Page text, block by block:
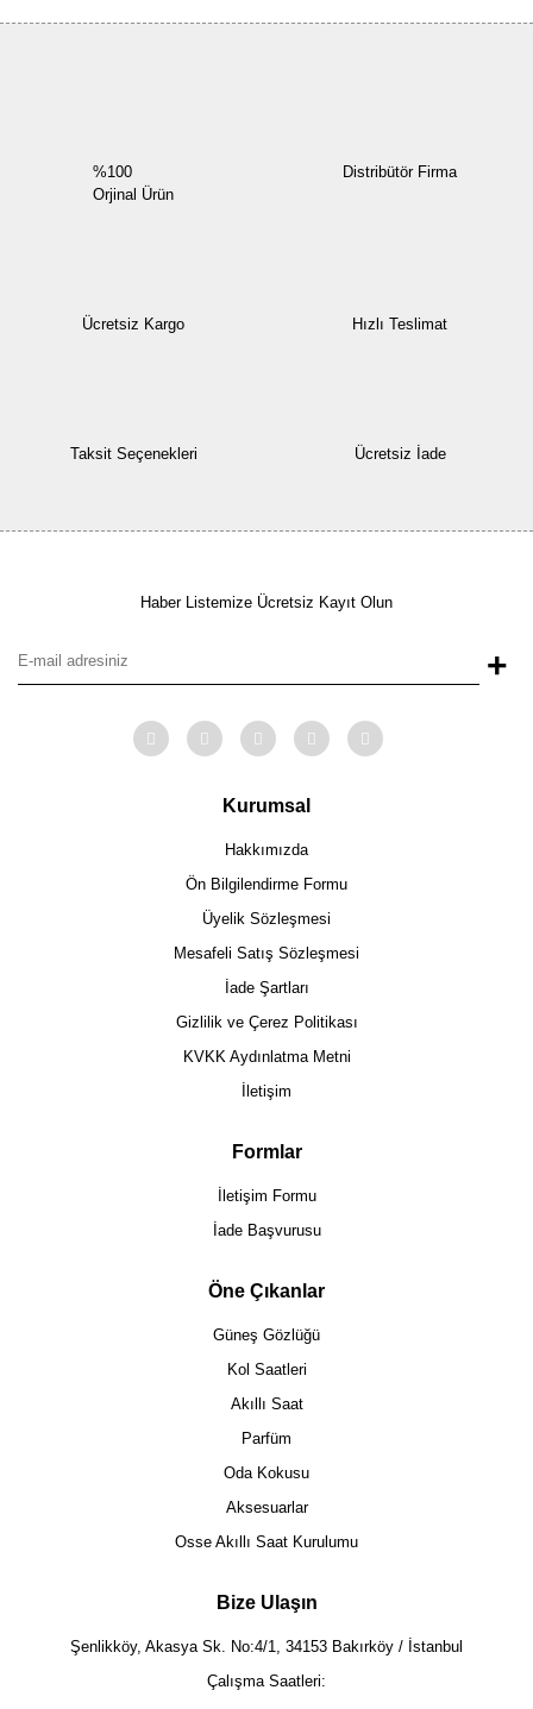
%100
Orjinal Ürün
Distribütör Firma
Ücretsiz Kargo Hızlı Teslimat
Taksit Seçenekleri Ücretsiz İade
Haber Listemize Ücretsiz Kayıt Olun
+
Kurumsal
Hakkımızda
Ön Bilgilendirme Formu
Üyelik Sözleşmesi
Mesafeli Satış Sözleşmesi
İade Şartları
Gizlilik ve Çerez Politikası
KVKK Aydınlatma Metni
İletişim
Formlar
İletişim Formu
İade Başvurusu
Öne Çıkanlar
Güneş Gözlüğü
Kol Saatleri
Akıllı Saat
Parfüm
Oda Kokusu
Aksesuarlar
Osse Akıllı Saat Kurulumu
Bize Ulaşın
Şenlikköy, Akasya Sk. No:4/1, 34153 Bakırköy / İstanbul
Çalışma Saatleri: